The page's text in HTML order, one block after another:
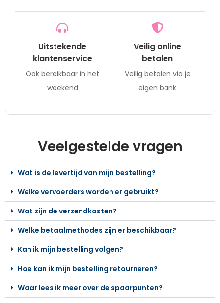
Uitstekende
klantenservice
Ook bereikbaar in het
weekend
Veilig online
betalen
Veilig betalen via je
eigen bank
Veelgestelde vragen
Wat is de levertijd van mijn bestelling?
Welke vervoerders worden er gebruikt?
Wat zijn de verzendkosten?
Welke betaalmethodes zijn er beschikbaar?
Kan ik mijn bestelling volgen?
Hoe kan ik mijn bestelling retourneren?
Waar lees ik meer over de spaarpunten?